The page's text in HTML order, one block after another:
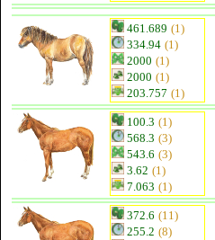
461.689 (1)
334.94 (1)
2000 (1)
2000 (1)
203.757 (1)
100.3 (1)
568.3 (3)
543.6 (3)
3.62 (1)
7.063 (1)
372.6 (11)
255.2 (8)